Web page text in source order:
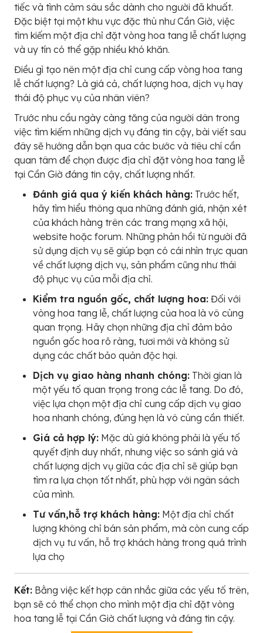
tiếc và tình cảm sâu sắc dành cho người đã khuất.
Đặc biệt tại một khu vực đặc thù như Cần Giờ, việc
tìm kiếm một địa chỉ đặt vòng hoa tang lễ chất lượng
và uy tín có thể gặp nhiều khó khăn.
Điều gì tạo nên một địa chỉ cung cấp vòng hoa tang
lễ chất lượng? Là giá cả, chất lượng hoa, dịch vụ hay
thái độ phục vụ của nhân viên?
Trước nhu cầu ngày càng tăng của người dân trong
việc tìm kiếm những dịch vụ đáng tin cậy, bài viết sau
đây sẽ hướng dẫn bạn qua các bước và tiêu chí cần
quan tâm để chọn được địa chỉ đặt vòng hoa tang lễ
tại Cần Giờ đáng tin cậy, chất lượng nhất.
Đánh giá qua ý kiến khách hàng: Trước hết,
hãy tìm hiểu thông qua những đánh giá, nhận xét
của khách hàng trên các trang mạng xã hội,
website hoặc forum. Những phản hồi từ người đã
sử dụng dịch vụ sẽ giúp bạn có cái nhìn trực quan
về chất lượng dịch vụ, sản phẩm cũng như thái
độ phục vụ của mỗi địa chỉ.
Kiểm tra nguồn gốc, chất lượng hoa: Đối với
vòng hoa tang lễ, chất lượng của hoa là vô cùng
quan trọng. Hãy chọn những địa chỉ đảm bảo
nguồn gốc hoa rõ ràng, tươi mới và không sử
dụng các chất bảo quản độc hại.
Dịch vụ giao hàng nhanh chóng: Thời gian là
một yếu tố quan trọng trong các lễ tang. Do đó,
việc lựa chọn một địa chỉ cung cấp dịch vụ giao
hoa nhanh chóng, đúng hẹn là vô cùng cần thiết.
Giá cả hợp lý: Mặc dù giá không phải là yếu tố
quyết định duy nhất, nhưng việc so sánh giá và
chất lượng dịch vụ giữa các địa chỉ sẽ giúp bạn
tìm ra lựa chọn tốt nhất, phù hợp với ngân sách
của mình.
Tư vấn,hỗ trợ khách hàng: Một địa chỉ chất
lượng không chỉ bán sản phẩm, mà còn cung cấp
dịch vụ tư vấn, hỗ trợ khách hàng trong quá trình
lựa chọ
Kết: Bằng việc kết hợp cân nhắc giữa các yếu tố trên,
bạn sẽ có thể chọn cho mình một địa chỉ đặt vòng
hoa tang lễ tại Cần Giờ chất lượng và đáng tin cậy.